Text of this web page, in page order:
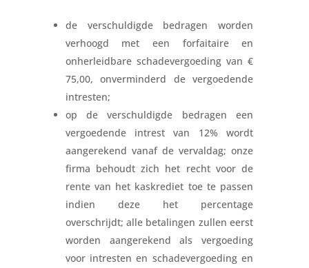
de verschuldigde bedragen worden
verhoogd met een forfaitaire en
onherleidbare schadevergoeding van €
75,00, onverminderd de vergoedende
intresten;
op de verschuldigde bedragen een
vergoedende intrest van 12% wordt
aangerekend vanaf de vervaldag; onze
firma behoudt zich het recht voor de
rente van het kaskrediet toe te passen
indien deze het percentage
overschrijdt; alle betalingen zullen eerst
worden aangerekend als vergoeding
voor intresten en schadevergoeding en